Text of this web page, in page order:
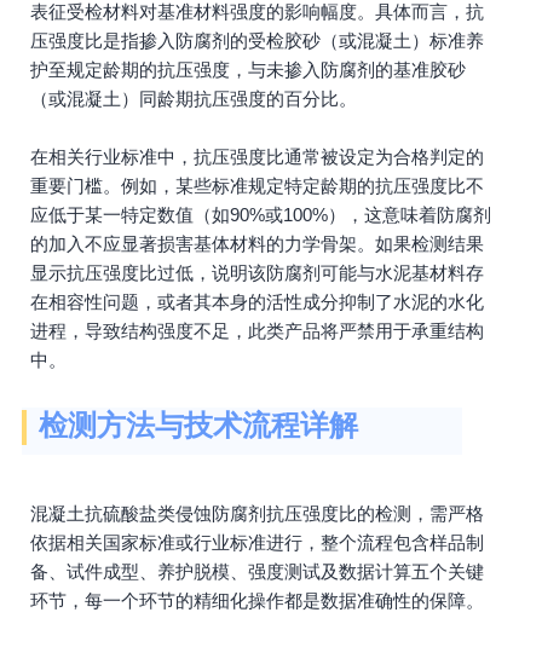
表征受检材料对基准材料强度的影响幅度。具体而言，抗
压强度比是指掺入防腐剂的受检胶砂（或混凝土）标准养
护至规定龄期的抗压强度，与未掺入防腐剂的基准胶砂
（或混凝土）同龄期抗压强度的百分比。
在相关行业标准中，抗压强度比通常被设定为合格判定的
重要门槛。例如，某些标准规定特定龄期的抗压强度比不
应低于某一特定数值（如90%或100%），这意味着防腐剂
的加入不应显著损害基体材料的力学骨架。如果检测结果
显示抗压强度比过低，说明该防腐剂可能与水泥基材料存
在相容性问题，或者其本身的活性成分抑制了水泥的水化
进程，导致结构强度不足，此类产品将严禁用于承重结构
中。
检测方法与技术流程详解
混凝土抗硫酸盐类侵蚀防腐剂抗压强度比的检测，需严格
依据相关国家标准或行业标准进行，整个流程包含样品制
备、试件成型、养护脱模、强度测试及数据计算五个关键
环节，每一个环节的精细化操作都是数据准确性的保障。